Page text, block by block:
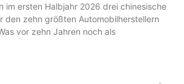
im ersten Halbjahr 2026 drei chinesische
den zehn größten Automobilherstellern
vor zehn Jahren noch als